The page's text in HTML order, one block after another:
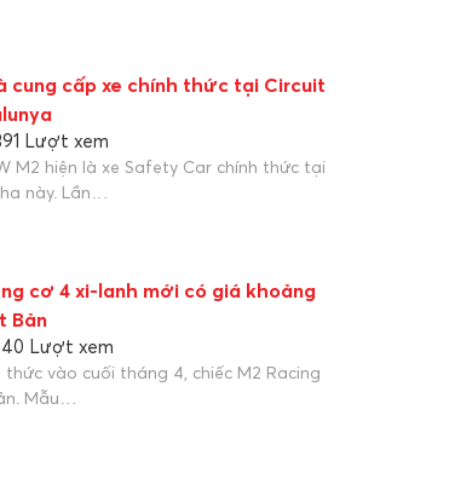
cung cấp xe chính thức tại Circuit
Lượt xem
M2 hiện là xe Safety Car chính thức tại
này. Lần…
cơ 4 xi-lanh mới có giá khoảng
Bản
Lượt xem
vào cuối tháng 4, chiếc M2 Racing
Mẫu…